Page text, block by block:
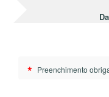
* Preenchimento